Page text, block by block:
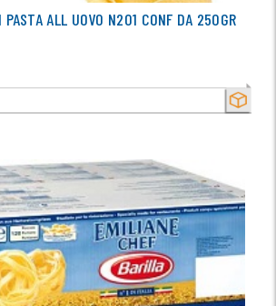
SECCO
PASTA ALL UOVO N201 CONF DA 250GR